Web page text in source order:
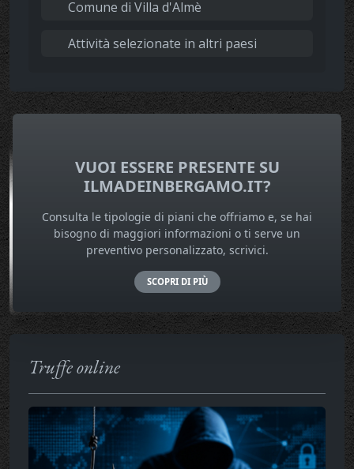
Comune di Villa d'Almè
Attività selezionate in altri paesi
VUOI ESSERE PRESENTE SU
ILMADEINBERGAMO.IT?
Consulta le tipologie di piani che offriamo e, se hai
bisogno di maggiori informazioni o ti serve un
preventivo personalizzato, scrivici.
SCOPRI DI PIÙ
Truffe online